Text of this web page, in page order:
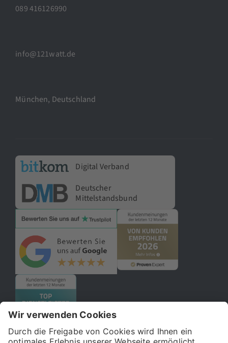
089 416126990
info@121watt.de
München, Deutschland
Digital Verband
Deutscher
Mittelstandsbund